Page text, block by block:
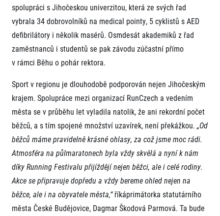
spolupráci s Jihočeskou univerzitou, která ze svých řad
vybrala 34 dobrovolníků na medical pointy, 5 cyklistů s AED
defibrilátory i několik masérů. Osmdesát akademiků z řad
zaměstnanců i studentů se pak závodu zúčastní přímo
v rámci Běhu o pohár rektora.
Sport v regionu je dlouhodobě podporován nejen Jihočeským
krajem. Spolupráce mezi organizací RunCzech a vedením
města se v průběhu let vyladila natolik, že ani rekordní počet
běžců, a s tím spojené množství uzavírek, není překážkou. „Od
běžců máme pravidelně krásné ohlasy, za což jsme moc rádi.
Atmosféra na půlmaratonech byla vždy skvělá a nyní k nám
díky Running Festivalu přijíždějí nejen běžci, ale i celé rodiny.
Akce se připravuje dopředu a vždy bereme ohled nejen na
běžce, ale i na obyvatele města,“říkáprimátorka statutárního
města České Budějovice, Dagmar Škodová Parmová. Ta bude